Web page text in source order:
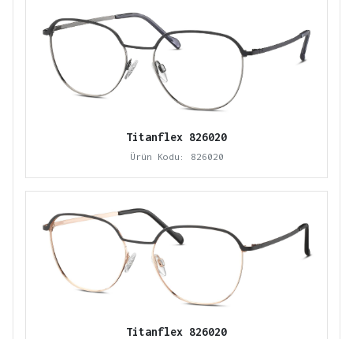
Titanflex 826020
Ürün Kodu: 826020
Titanflex 826020